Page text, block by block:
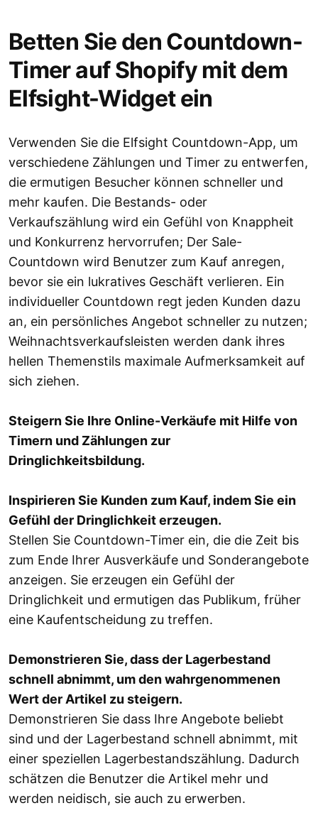
Betten Sie den Countdown-
Timer auf Shopify mit dem
Elfsight-Widget ein
Verwenden Sie die Elfsight Countdown-App, um
verschiedene Zählungen und Timer zu entwerfen,
die ermutigen Besucher können schneller und
mehr kaufen. Die Bestands- oder
Verkaufszählung wird ein Gefühl von Knappheit
und Konkurrenz hervorrufen; Der Sale-
Countdown wird Benutzer zum Kauf anregen,
bevor sie ein lukratives Geschäft verlieren. Ein
individueller Countdown regt jeden Kunden dazu
an, ein persönliches Angebot schneller zu nutzen;
Weihnachtsverkaufsleisten werden dank ihres
hellen Themenstils maximale Aufmerksamkeit auf
sich ziehen.
Steigern Sie Ihre Online-Verkäufe mit Hilfe von
Timern und Zählungen zur
Dringlichkeitsbildung.
Inspirieren Sie Kunden zum Kauf, indem Sie ein
Gefühl der Dringlichkeit erzeugen.
Stellen Sie Countdown-Timer ein, die die Zeit bis
zum Ende Ihrer Ausverkäufe und Sonderangebote
anzeigen. Sie erzeugen ein Gefühl der
Dringlichkeit und ermutigen das Publikum, früher
eine Kaufentscheidung zu treffen.
Demonstrieren Sie, dass der Lagerbestand
schnell abnimmt, um den wahrgenommenen
Wert der Artikel zu steigern.
Demonstrieren Sie dass Ihre Angebote beliebt
sind und der Lagerbestand schnell abnimmt, mit
einer speziellen Lagerbestandszählung. Dadurch
schätzen die Benutzer die Artikel mehr und
werden neidisch, sie auch zu erwerben.